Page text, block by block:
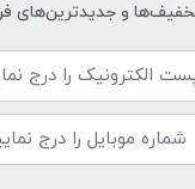
و جدیدترین‌های